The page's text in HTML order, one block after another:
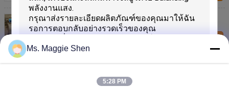
บลูโรตารียูวีเลเซอร์ช่างแกะสลักอุปกรณ์สิ่งทอเครื่อง
แกะสลัก 2200mm / 3500mm ความกว้างหน้าจอ
Ms. Maggie Shen
5:28 PM